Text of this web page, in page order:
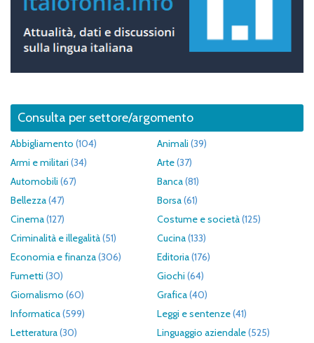
Consulta per settore/argomento
Abbigliamento (104) Animali (39)
Armi e militari (34) Arte(37)
Automobili (67) Banca(81)
Bellezza(47) Borsa(61)
Cinema(127) Costume e società(125)
Criminalità e illegalità(51) Cucina(133)
Economia e finanza(306) Editoria(176)
Fumetti (30) Giochi (64)
Giornalismo (60) Grafica(40)
Informatica(599) Leggi e sentenze(41)
Letteratura(30) Linguaggio aziendale(525)